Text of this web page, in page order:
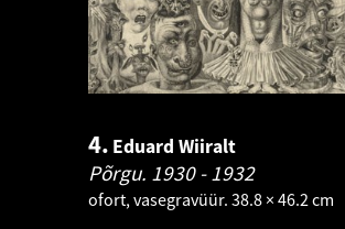
4. Eduard Wiiralt
Põrgu. 1930 - 1932
ofort, vasegravüür. 38.8 × 46.2 cm